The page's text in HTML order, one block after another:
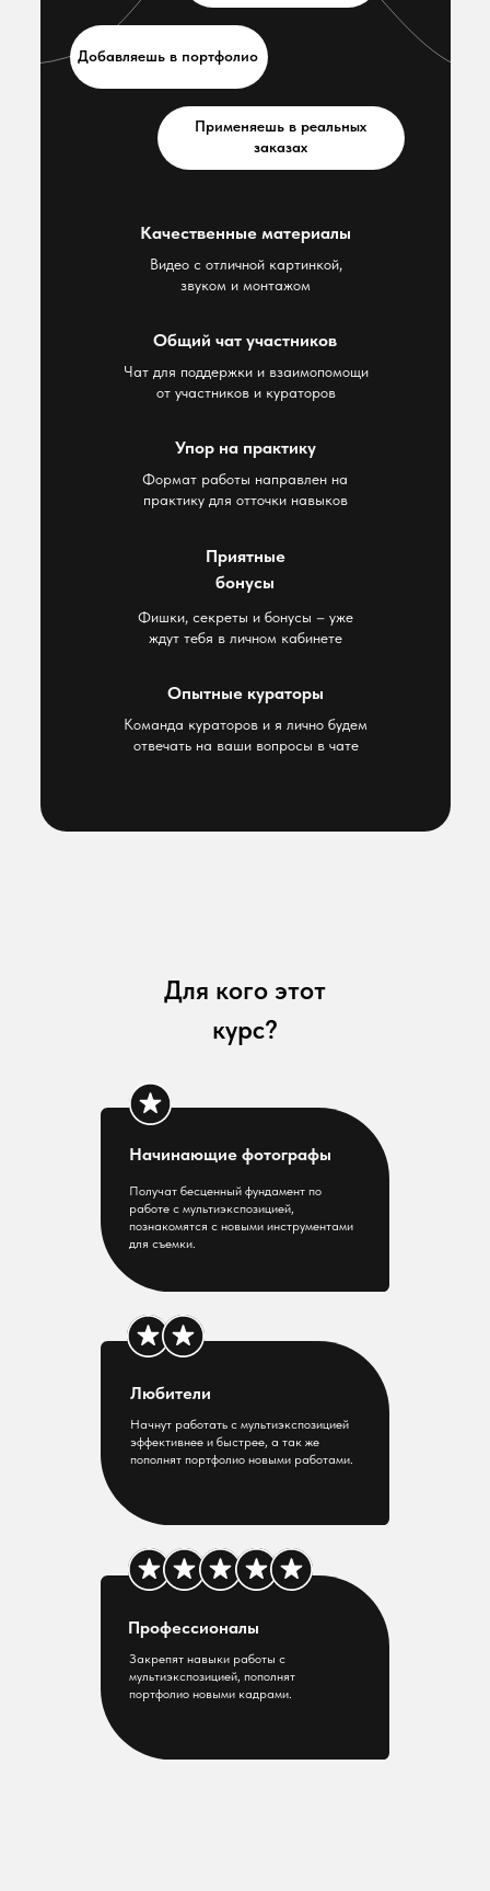
Качественные материалы
Видео с отличной картинкой,
звуком и монтажом
Упор на практику
Формат работы направлен на
практику для отточки навыков
Опытные кураторы
Команда кураторов и я лично будем
отвечать на ваши вопросы в чате
Общий чат участников
Чат для поддержки и взаимопомощи
от участников и кураторов
Приятные
бонусы
Фишки, секреты и бонусы – уже
ждут тебя в личном кабинете
Добавляешь в портфолио
Применяешь в реальных
заказах
Начинающие фотографы
Получат бесценный фундамент по
работе с мультиэкспозицией,
познакомятся с новыми инструментами
для съемки.
Профессионалы
Закрепят навыки работы с
мультиэкспозицией, пополнят
портфолио новыми кадрами.
Любители
Для кого этот
курс?
Начнут работать с мультиэкспозицией
эффективнее и быстрее, а так же
пополнят портфолио новыми работами.